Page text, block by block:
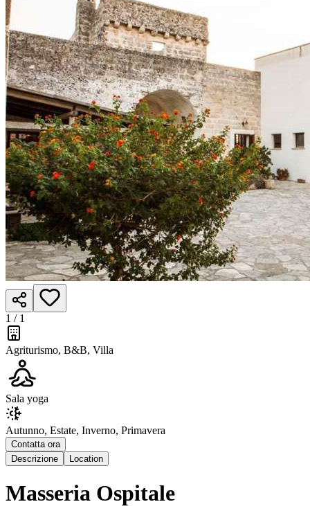
1 / 1
Agriturismo, B&B, Villa
Sala yoga
Autunno, Estate, Inverno, Primavera
Contatta ora
Descrizione
Location
Masseria Ospitale